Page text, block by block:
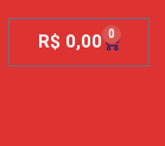
R$ 0,00 0